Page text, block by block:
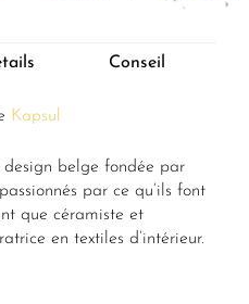
Conseil
Kapsul
belge fondée par
par ce qu’ils font
que céramiste et
en textiles d’intérieur.